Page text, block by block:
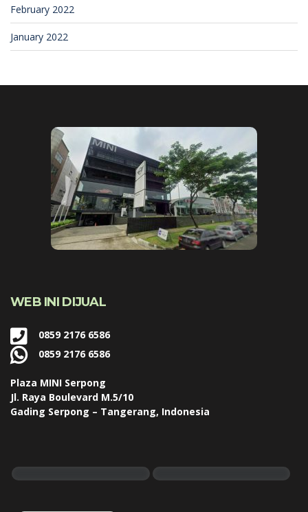
February 2022
January 2022
WEB INI DIJUAL
0859 2176 6586
0859 2176 6586
Plaza MINI Serpong
Jl. Raya Boulevard M.5/10
Gading Serpong – Tangerang, Indonesia